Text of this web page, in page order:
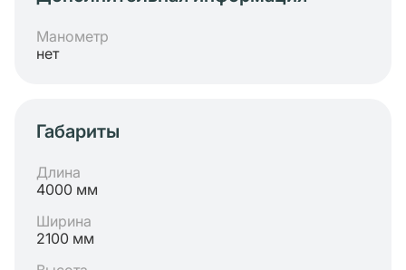
Манометр
нет
Габариты
Длина
4000 мм
Ширина
2100 мм